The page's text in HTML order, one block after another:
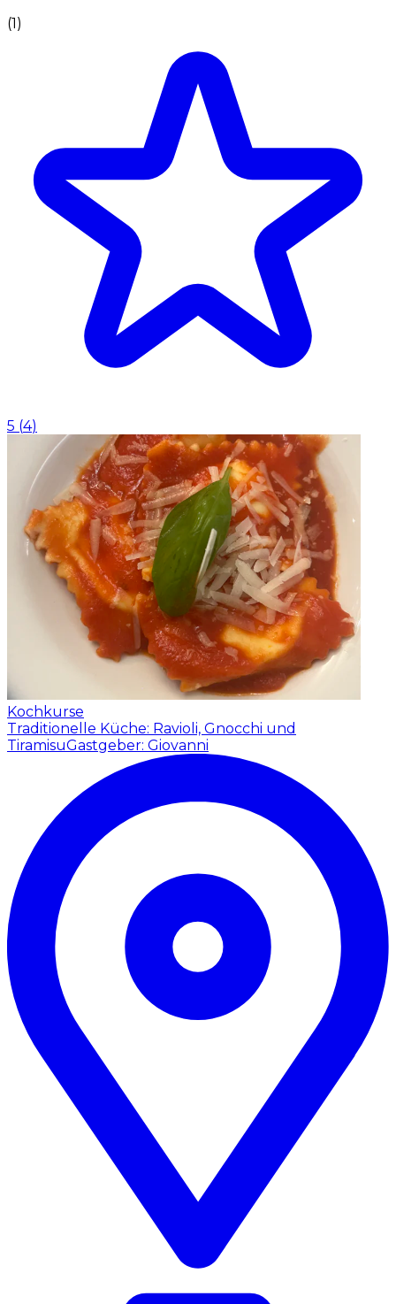
(1)
5 (4)
Kochkurse
Traditionelle Küche: Ravioli, Gnocchi und
TiramisuGastgeber: Giovanni